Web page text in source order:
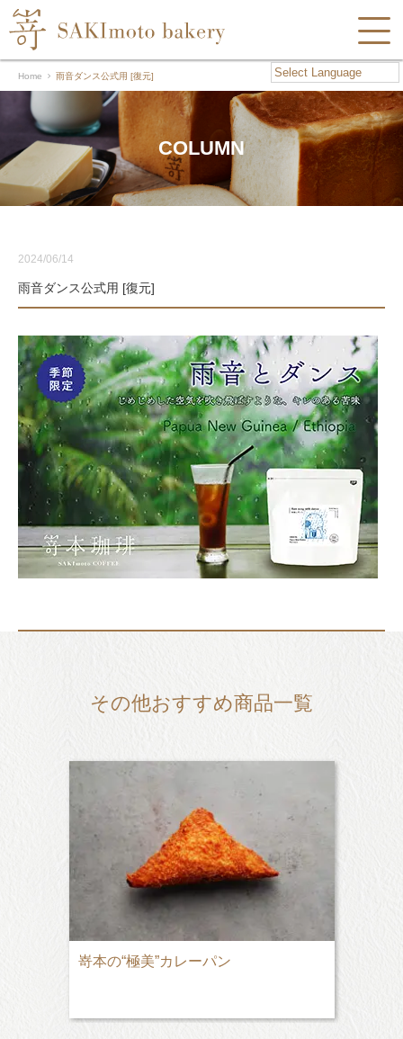
Home 雨音ダンス公式用 [復元]
COLUMN
2024/06/14
雨音ダンス公式用 [復元]
その他おすすめ商品一覧
嵜本の“極美”カレーパン